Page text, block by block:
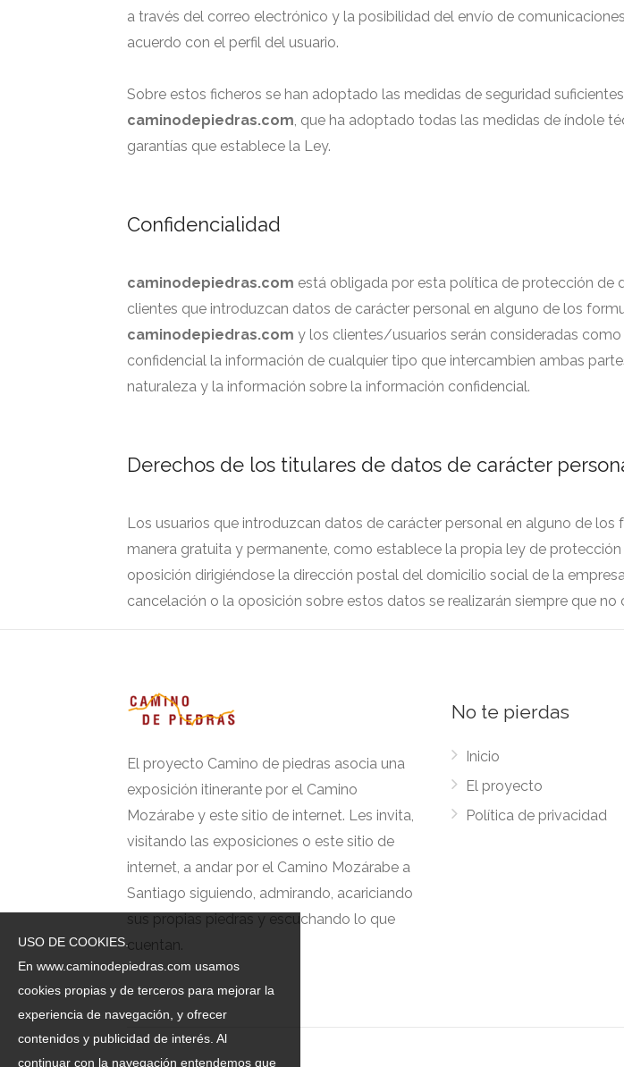
USO DE COOKIES.
En www.caminodepiedras.com usamos
cookies propias y de terceros para mejorar la
experiencia de navegación, y ofrecer
contenidos y publicidad de interés. Al
continuar con la navegación entendemos que
a través del correo electrónico y la posibilidad del envío de
acuerdo con el perfil del usuario.
Sobre estos ficheros se han adoptado las medidas de seguridad
caminodepiedras.com, que ha adoptado todas las medidas de índole
garantías que establece la Ley.
Confidencialidad
caminodepiedras.com está obligada por esta política de protección de
clientes que introduzcan datos de carácter personal en alguno de los
caminodepiedras.com y los clientes/usuarios serán consideradas
confidencial la información de cualquier tipo que intercambien ambas
naturaleza y la información sobre la información confidencial.
Derechos de los titulares de datos de carácter
Los usuarios que introduzcan datos de carácter personal en alguno de
manera gratuita y permanente, como establece la propia ley de
oposición dirigiéndose la dirección postal del domicilio social de la
cancelación o la oposición sobre estos datos se realizarán siempre que
El proyecto Camino de piedras asocia una
exposición itinerante por el Camino
Mozárabe y este sitio de internet. Les invita,
visitando las exposiciones o este sitio de
internet, a andar por el Camino Mozárabe a
Santiago siguiendo, admirando, acariciando
sus propias piedras y escuchando lo que
cuentan.
No te pierdas
Inicio
El proyecto
Política de privacidad